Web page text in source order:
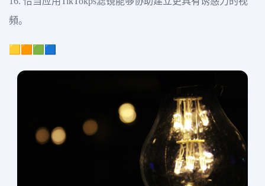
頻。
🟨🟧🟩🟦